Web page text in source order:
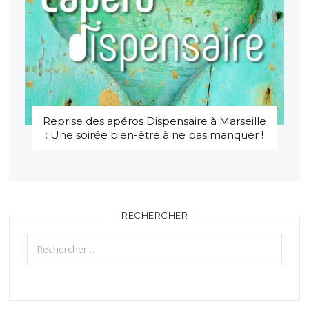
Reprise des apéros Dispensaire à Marseille
: Une soirée bien-être à ne pas manquer !
RECHERCHER
Rechercher :